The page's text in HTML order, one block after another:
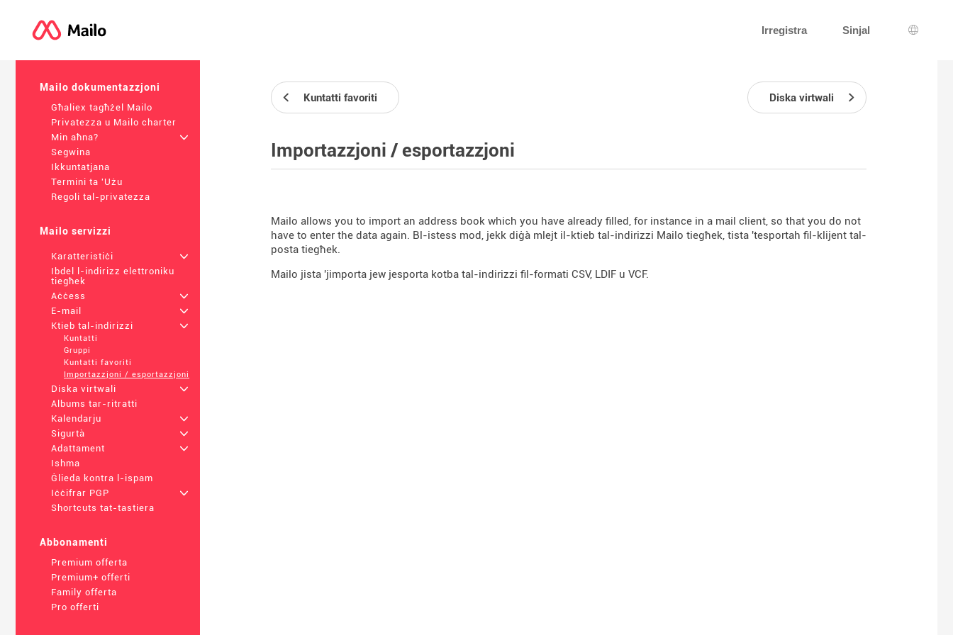
Irregistra Sinjal
Għażla
Mailo dokumentazzjoni
Għaliex tagħżel Mailo
Privatezza u Mailo charter
Min aħna?
+
Segwina
Ikkuntatjana
Termini ta 'Użu
Regoli tal-privatezza
Mailo servizzi
Karatteristiċi
+
Ibdel l-indirizz elettroniku
tiegħek
Aċċess
+
E-mail
+
Ktieb tal-indirizzi
+
Kuntatti
Gruppi
Kuntatti favoriti
Importazzjoni / esportazzjoni
Diska virtwali
+
Albums tar-ritratti
Kalendarju
+
Sigurtà
+
Adattament
+
Ishma
Ġlieda kontra l-ispam
Iċċifrar PGP
+
Shortcuts tat-tastiera
Abbonamenti
Premium offerta
Premium+ offerti
Family offerta
Pro offerti
Kuntatti favoriti Diska virtwali
Importazzjoni / esportazzjoni
Mailo allows you to import an address book which you have already filled, for instance in a mail client, so that you do not
have to enter the data again. Bl-istess mod, jekk diġà mlejt il-ktieb tal-indirizzi Mailo tiegħek, tista 'tesportah fil-klijent tal-
posta tiegħek.
Mailo jista 'jimporta jew jesporta kotba tal-indirizzi fil-formati CSV, LDIF u VCF.